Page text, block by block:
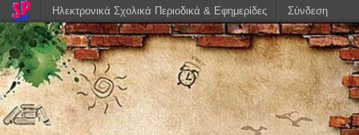
Ηλεκτρονικά Σχολικά Περιοδικά & Εφημερίδες Σύνδεση